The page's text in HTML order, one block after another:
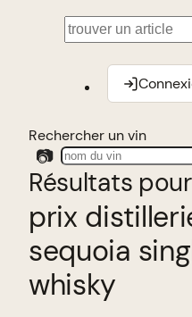
Rechercher
Rechercher un vin
📷
Résultats pour
prix
sequoia
whisky